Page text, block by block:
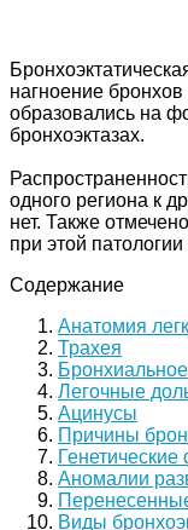
нагноение
образовались на
бронхоэктазах.
одного региона к
нет. Также
при этой
Содержание
Анатомия
Трахея
Легочные
Ацинусы
Причины
Аномалии
Виды